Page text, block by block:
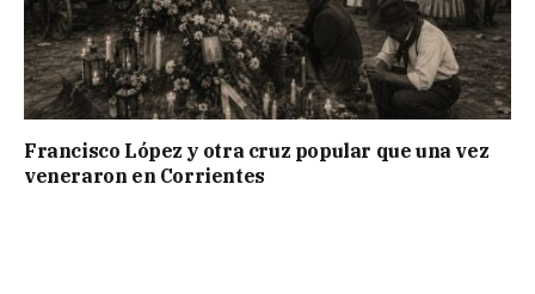
Francisco López y otra cruz popular que una vez
veneraron en Corrientes